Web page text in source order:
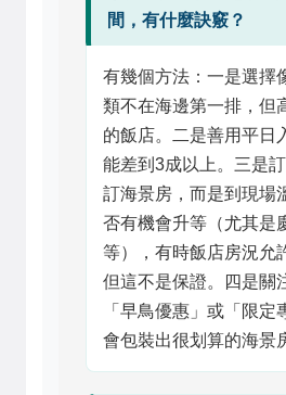
間，有什麼訣竅？
有幾個方法：一是選擇
類不在海邊第一排，但
的飯店。二是善用平日
能差到3成以上。三是
訂海景房，而是到現場
否有機會升等（尤其是
等），有時飯店房況允
但這不是保證。四是關
「早鳥優惠」或「限定
會包裝出很划算的海景